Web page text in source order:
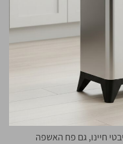
חיינו, גם פח האשפה